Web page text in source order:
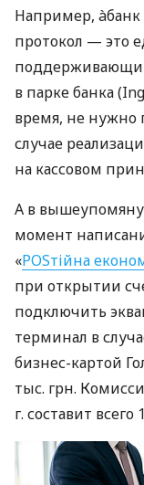
Например, àбанк
протокол — это
в парке банка
время, не нужно
случае
на кассовом
А в
момент
«POSтійна
при открытии
подключить
терминал в
бизнес-картой
тыс. грн.
г. составит всего